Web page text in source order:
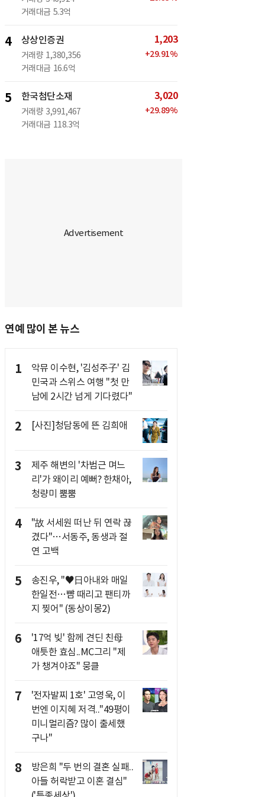
거래대금 5.3억
4 상상인증권
거래량 1,380,356
거래대금 16.6억
1,203
+29.91%
5 한국첨단소재
거래량 3,991,467
거래대금 118.3억
3,020
+29.89%
연예 많이 본 뉴스
1
악뮤 이수현, '김성주子' 김
민국과 스위스 여행 "첫 만
남에 2시간 넘게 기다렸다"
2 [사진]청담동에 뜬 김희애
3
제주 해변의 '차범근 며느
리'가 왜이리 예뻐? 한채아,
청량미 뿜뿜
4
"故 서세원 떠난 뒤 연락 끊
겼다"…서동주, 동생과 절
연 고백
5
송진우, "♥日아내와 매일
한일전…뺨 때리고 팬티까
지 찢어" (동상이몽2)
6
'17억 빚' 함께 견딘 친母
애틋한 효심..MC그리 "제
가 챙겨야죠" 뭉클
7
'전자발찌 1호' 고영욱, 이
번엔 이지혜 저격.."49평이
미니멀리즘? 많이 출세했
구나"
8
방은희 "두 번의 결혼 실패..
아들 허락받고 이혼 결심"